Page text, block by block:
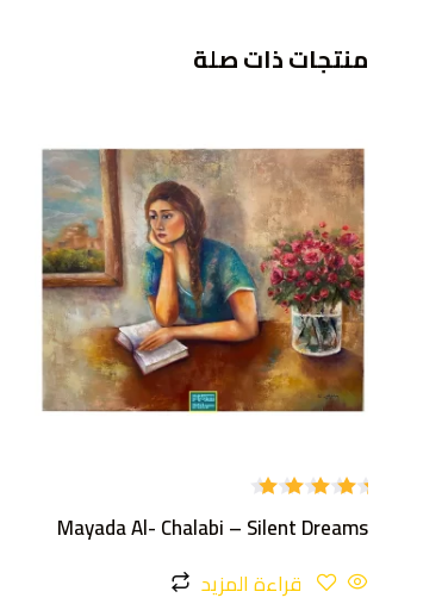
منتجات ذات صلة
التقييم
4.60من
Mayada Al- Chalabi – Silent Dreams
قراءة المزيد